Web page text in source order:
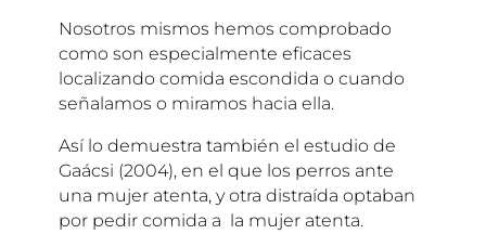
Nosotros mismos hemos comprobado
como son especialmente eficaces
localizando comida escondida o cuando
señalamos o miramos hacia ella.
Así lo demuestra también el estudio de
Gaácsi (2004), en el que los perros ante
una mujer atenta, y otra distraída optaban
por pedir comida a la mujer atenta.